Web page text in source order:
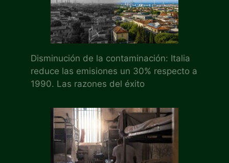
Disminución de la contaminación: Italia
reduce las emisiones un 30% respecto a
1990. Las razones del éxito